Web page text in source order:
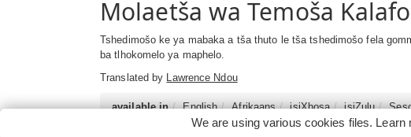
Molaetša wa Temoša
Tshedimošo ke ya mabaka a tša thuto le tša tshedimošo fela
ba tlhokomelo ya maphelo.
Translated by
Lawrence Ndou
available in English Afrikaans isiXhosa isiZulu
We are using various cookies files. Learn